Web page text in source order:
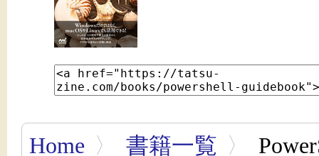
Home 〉 書籍一覧 〉